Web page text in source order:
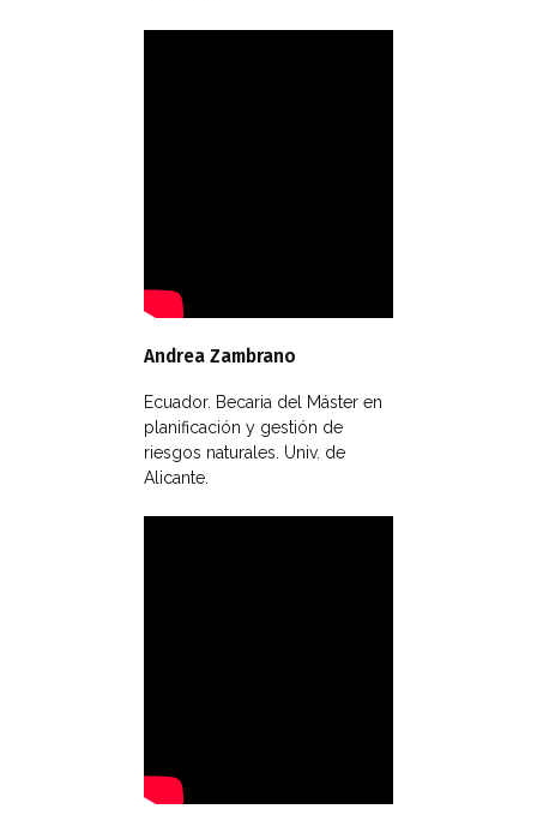
Andrea Zambrano
Ecuador. Becaria del Máster en
planificación y gestión de
riesgos naturales. Univ. de
Alicante.